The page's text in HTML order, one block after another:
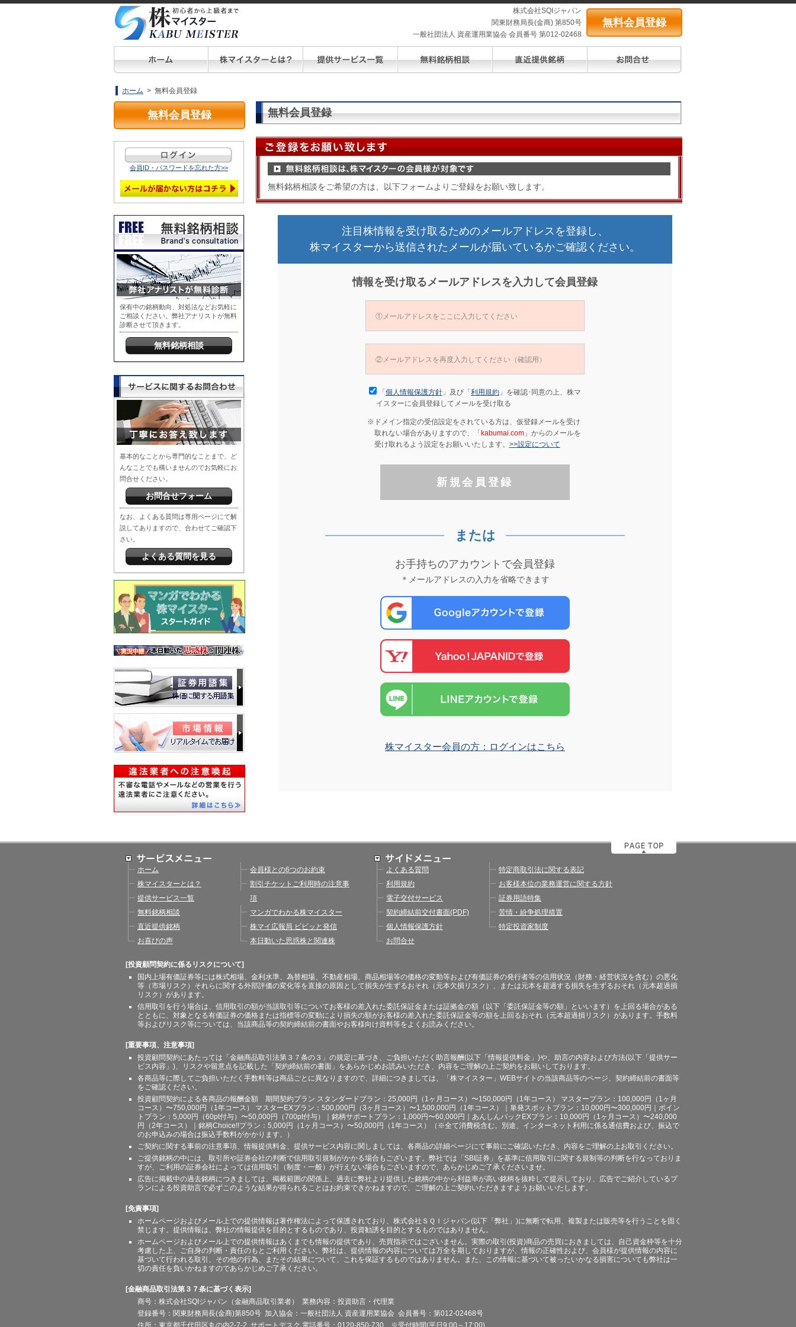
株式会社SQIジャパン
関東財務局長(金商) 第850号
一般社団法人 資産運用業協会 会員番号 第012-02468
無料会員登録
ホーム > 無料会員登録
無料会員登録
会員ID・パスワードを忘れた方>>
保有中の銘柄動向、対処法などお気軽に
ご相談ください。弊社アナリストが無料
診断させて頂きます。
無料銘柄相談
基本的なことから専門的なことまで、ど
んなことでも構いませんのでお気軽にお
問合せください。
お問合せフォーム
なお、よくある質問は専用ページにて解
説してありますので、合わせてご確認下
さい。
よくある質問を見る
無料会員登録
無料銘柄相談をご希望の方は、以下フォームよりご登録をお願い致します。
注目株情報を受け取るためのメールアドレスを登録し、
株マイスターから送信されたメールが届いているかご確認ください。
情報を受け取るメールアドレスを入力して会員登録
「 個人情報保護方針」及び「 利用規約」を確認･同意の上、株マ
イスターに会員登録してメールを受け取る
※ドメイン指定の受信設定をされている方は、仮登録メールを受け
取れない場合がありますので、「 kabumai.com」からのメールを
受け取れるよう設定をお願いいたします。 >>設定について
または
お手持ちのアカウントで会員登録
＊メールアドレスの入力を省略できます
株マイスター会員の方：ログインはこちら
ホーム
株マイスターとは？
提供サービス一覧
無料銘柄相談
直近提供銘柄
お喜びの声
会員様との6つのお約束
割引チケットご利用時の注意事
項
マンガでわかる株マイスター
株マイ広報局 ビビッと発信
本日動いた思惑株と関連株
よくある質問
利用規約
電子交付サービス
契約締結前交付書面(PDF)
個人情報保護方針
お問合せ
特定商取引法に関する表記
お客様本位の業務運営に関する方針
証券用語特集
苦情・紛争処理措置
特定投資家制度
[投資顧問契約に係るリスクについて]
国内上場有価証券等には株式相場、金利水準、為替相場、不動産相場、商品相場等の価格の変動等および有価証券の発行者等の信用状況（財務・経営状況を含む）の悪化
等（市場リスク）それらに関する外部評価の変化等を直接の原因として損失が生ずるおそれ（元本欠損リスク）、または元本を超過する損失を生ずるおそれ（元本超過損
リスク）があります。
信用取引を行う場合は、信用取引の額が当該取引等についてお客様の差入れた委託保証金または証拠金の額（以下「委託保証金等の額」といいます）を上回る場合がある
とともに、対象となる有価証券の価格または指標等の変動により損失の額がお客様の差入れた委託保証金等の額を上回るおそれ（元本超過損リスク）があります。手数料
等およびリスク等については、当該商品等の契約締結前の書面やお客様向け資料等をよくお読みください。
[重要事項、注意事項]
投資顧問契約にあたっては「金融商品取引法第３７条の３」の規定に基づき、ご負担いただく助言報酬(以下「情報提供料金」)や、助言の内容および方法(以下「提供サー
ビス内容」)、リスクや留意点を記載した「契約締結前の書面」をあらかじめお読みいただき、内容をご理解の上ご契約をお願いしております。
各商品等に際してご負担いただく手数料等は商品ごとに異なりますので、詳細につきましては、「株マイスター」WEBサイトの当該商品等のページ、契約締結前の書面等
をご確認ください。
投資顧問契約による各商品の報酬金額 期間契約プラン スタンダードプラン：25,000円（1ヶ月コース）〜150,000円（1年コース） マスタープラン：100,000円（1ヶ月
コース）〜750,000円（1年コース） マスターEXプラン：500,000円（3ヶ月コース）〜1,500,000円（1年コース）｜単発スポットプラン：10,000円〜300,000円｜ポイン
トプラン：5,000円（60pt付与）〜50,000円（700pt付与）｜銘柄サポートプラン：1,000円〜60,000円｜あんしんパックEXプラン：10,000円（1ヶ月コース）〜240,000
円（2年コース）｜銘柄Choice!!プラン：5,000円（1ヶ月コース）〜50,000円（1年コース）（※全て消費税含む。別途、インターネット利用に係る通信費および、振込で
のお申込みの場合は振込手数料がかかります。）
ご契約に関する事前の注意事項、情報提供料金、提供サービス内容に関しましては、各商品の詳細ページにて事前にご確認いただき、内容をご理解の上お取引ください。
ご提供銘柄の中には、取引所や証券会社の判断で信用取引規制がかかる場合もございます。弊社では「SBI証券」を基準に信用取引に関する規制等の判断を行なっておりま
すが、ご利用の証券会社によっては信用取引（制度・一般）が行えない場合もございますので、あらかじめご了承くださいませ。
広告に掲載中の過去銘柄につきましては、掲載範囲の関係上、過去に弊社より提供した銘柄の中から利益率が高い銘柄を抜粋して提示しており、広告でご紹介しているプ
ランによる投資助言で必ずこのような結果が得られることはお約束できかねますので、ご理解の上ご契約いただきますようお願いいたします。
[免責事項]
ホームページおよびメール上での提供情報は著作権法によって保護されており、株式会社ＳＱＩジャパン(以下「弊社」)に無断で転用、複製または販売等を行うことを固く
禁じます。提供情報は、弊社の情報提供を目的とするものであり、投資勧誘を目的とするものではありません。
ホームページおよびメール上での提供情報はあくまでも情報の提供であり、売買指示ではございません。実際の取引(投資)商品の売買におきましては、自己資金枠等を十分
考慮した上、ご自身の判断・責任のもとご利用ください。弊社は、提供情報の内容については万全を期しておりますが、情報の正確性および、会員様が提供情報の内容に
基づいて行われる取引、その他の行為、またその結果について、これを保証するものではありません。また、この情報に基づいて被ったいかなる損害についても弊社は一
切の責任を負いかねますのであらかじめご了承ください。
[金融商品取引法第３７条に基づく表示]
商号：株式会社SQIジャパン（金融商品取引業者） 業務内容：投資助言・代理業
登録番号：関東財務局長(金商)第850号 加入協会：一般社団法人 資産運用業協会 会員番号：第012-02468号
住所：東京都千代田区丸の内2-7-2 サポートデスク 電話番号：0120-850-730 ※受付時間(平日9:00～17:00)